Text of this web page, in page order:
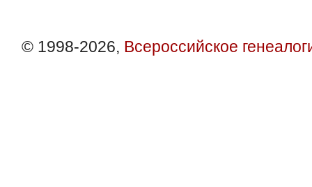
© 1998-2026, Всероссийское